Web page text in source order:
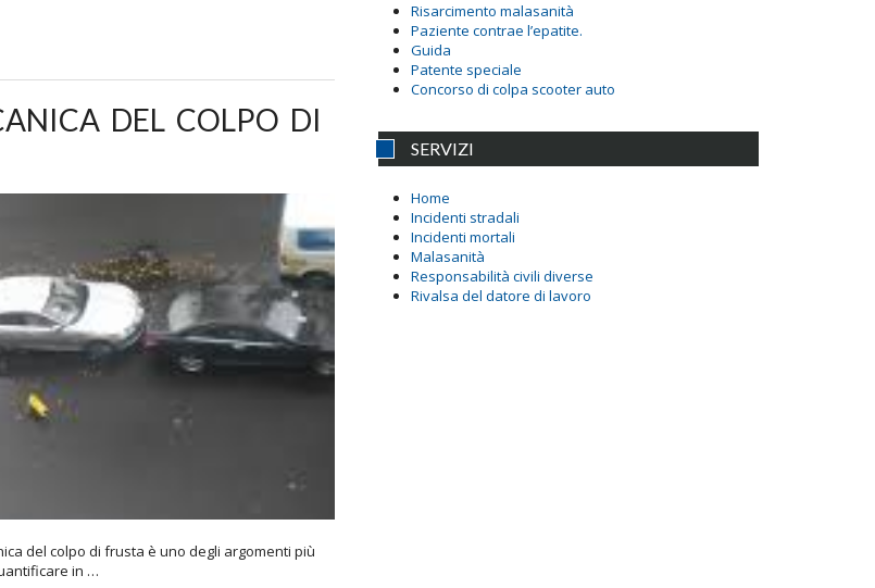
DEL COLPO DI
del colpo di frusta è uno degli argomenti più
in …
Risarcimento malasanità
Paziente contrae l’epatite.
Guida
Patente speciale
Concorso di colpa scooter auto
SERVIZI
Home
Incidenti stradali
Incidenti mortali
Malasanità
Responsabilità civili diverse
Rivalsa del datore di lavoro